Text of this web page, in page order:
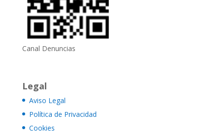
Canal Denuncias
Legal
Aviso Legal
Política de Privacidad
Cookies